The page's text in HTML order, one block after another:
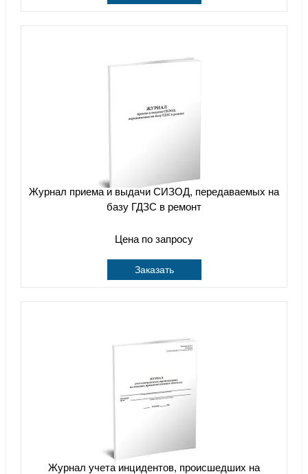
Журнал приема и выдачи СИЗОД, передаваемых на
базу ГДЗС в ремонт
Цена по запросу
Заказать
Журнал учета инцидентов, происшедших на